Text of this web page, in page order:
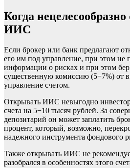
Когда
ИИС
Если брокер или банк предлагают
его им под управление, при этом не
информации о рисках и при этом
существенную комиссию (5−7%) от
управление счетом.
Открывать ИИС невыгодно
счета на 5−10 тысяч рублей. За
депозитарий он может заплатить
процент, который, возможно,
надежного инструмента
Также открывать ИИС не
разобрался в особенностях этого